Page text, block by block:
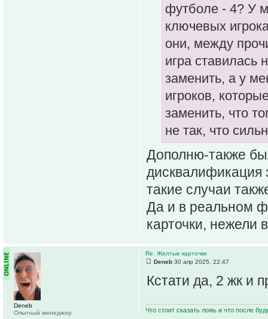
футболе - 4? У
ключевых
они, между
игра ставилась
заменить, а у
игроков,
заменить, что
не так, что
Дополню-также
дисквалификация
такие случаи
Да и в реальном
карточки, нежели
Re: Желтые карточки
Deneb 30 апр 2025, 22:47
Кстати да, 2 жк и
Что стоит сказать ложь и что после
Deneb
Опытный менеджер